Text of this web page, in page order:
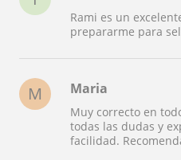
Rami es un
prepararme para
M Maria
Muy correcto en
todas las dudas y
facilidad.